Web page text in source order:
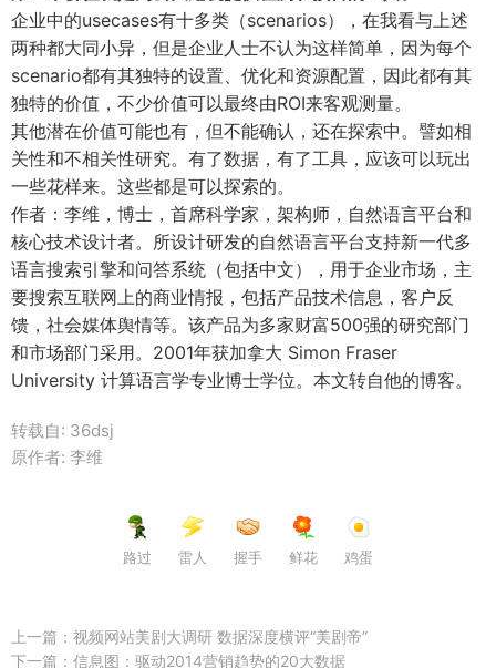
企业中的usecases有十多类（scenarios），在我看与上述
两种都大同小异，但是企业人士不认为这样简单，因为每个
scenario都有其独特的设置、优化和资源配置，因此都有其
独特的价值，不少价值可以最终由ROI来客观测量。
其他潜在价值可能也有，但不能确认，还在探索中。譬如相
关性和不相关性研究。有了数据，有了工具，应该可以玩出
一些花样来。这些都是可以探索的。
作者：李维，博士，首席科学家，架构师，自然语言平台和
核心技术设计者。所设计研发的自然语言平台支持新一代多
语言搜索引擎和问答系统（包括中文），用于企业市场，主
要搜索互联网上的商业情报，包括产品技术信息，客户反
馈，社会媒体舆情等。该产品为多家财富500强的研究部门
和市场部门采用。2001年获加拿大 Simon Fraser
University 计算语言学专业博士学位。本文转自他的博客。
转载自: 36dsj
原作者: 李维
路过 雷人 握手 鲜花 鸡蛋
上一篇： 视频网站美剧大调研 数据深度横评“美剧帝”
下一篇： 信息图：驱动2014营销趋势的20大数据